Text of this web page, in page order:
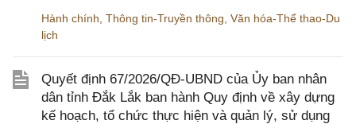
Hành chính Thông tin-Truyền thông Văn hóa-Thể thao-Du
lịch
Quyết định 67/2026/QĐ-UBND của Ủy ban nhân
dân tỉnh Đắk Lắk ban hành Quy định về xây dựng
kế hoạch, tổ chức thực hiện và quản lý, sử dụng